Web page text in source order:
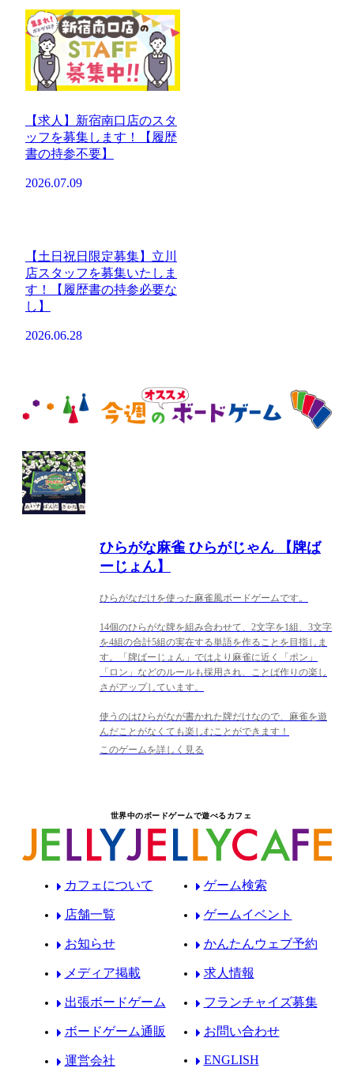
【求人】新宿南口店のスタ
ッフを募集します！【履歴
書の持参不要】
2026.07.09
【土日祝日限定募集】立川
店スタッフを募集いたしま
す！【履歴書の持参必要な
し】
2026.06.28
ひらがな麻雀 ひらがじゃん 【牌ば
ーじょん】
ひらがなだけを使った麻雀風ボードゲームです。
14個のひらがな牌を組み合わせて、2文字を1組、3文字
を4組の合計5組の実在する単語を作ることを目指しま
す。「牌ばーじょん」ではより麻雀に近く「ポン」
「ロン」などのルールも採用され、ことば作りの楽し
さがアップしています。
使うのはひらがなが書かれた牌だけなので、麻雀を遊
んだことがなくても楽しむことができます！
このゲームを詳しく見る
世界中のボードゲームで遊べるカフェ
カフェについて ゲーム検索
店舗一覧 ゲームイベント
お知らせ かんたんウェブ予約
メディア掲載 求人情報
出張ボードゲーム フランチャイズ募集
ボードゲーム通販 お問い合わせ
運営会社 ENGLISH